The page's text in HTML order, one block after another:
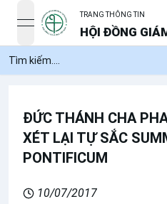
open navigation menu
TRANG THÔNG TIN
HỘI ĐỒNG
ĐỨC THÁNH CHA
XÉT LẠI TỰ SẮC
PONTIFICUM
10/07/2017